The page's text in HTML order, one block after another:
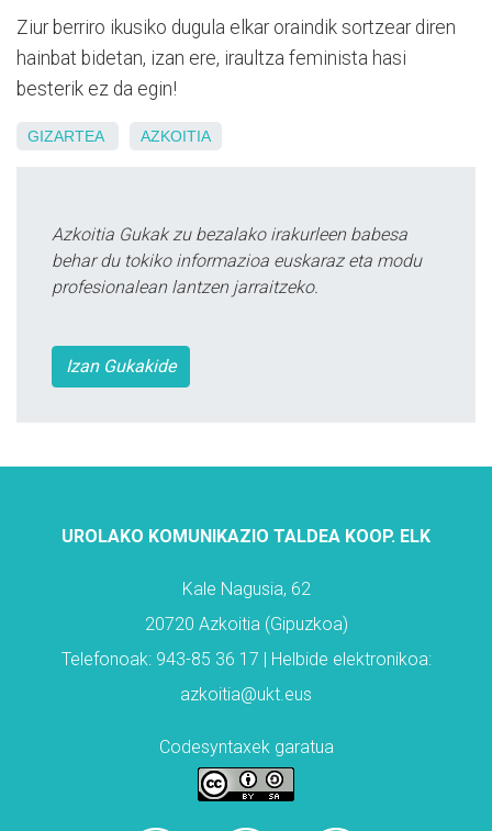
Ziur berriro ikusiko dugula elkar oraindik sortzear diren
hainbat bidetan, izan ere, iraultza feminista hasi
besterik ez da egin!
GIZARTEA AZKOITIA
Azkoitia Gukak zu bezalako irakurleen babesa
behar du tokiko informazioa euskaraz eta modu
profesionalean lantzen jarraitzeko.
Izan Gukakide
UROLAKO KOMUNIKAZIO TALDEA KOOP. ELK
Kale Nagusia, 62
20720 Azkoitia (Gipuzkoa)
Telefonoak: 943-85 36 17 | Helbide elektronikoa:
azkoitia@ukt.eus
Codesyntaxek garatua